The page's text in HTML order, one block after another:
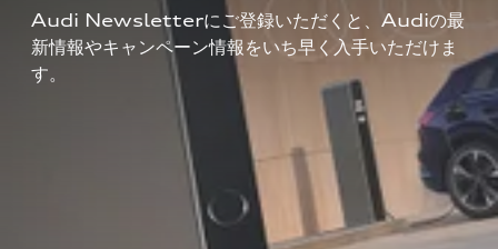
Audi Newsletterにご登録いただくと、Audiの最
新情報やキャンペーン情報をいち早く入手いただけま
す。